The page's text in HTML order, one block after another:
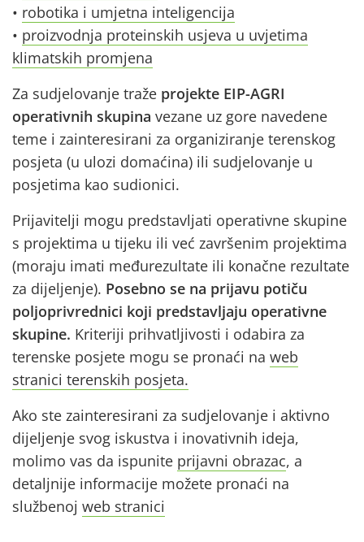
• robotika i umjetna inteligencija
• proizvodnja proteinskih usjeva u uvjetima
klimatskih promjena
Za sudjelovanje traže projekte EIP-AGRI
operativnih skupina vezane uz gore navedene
teme i zainteresirani za organiziranje terenskog
posjeta (u ulozi domaćina) ili sudjelovanje u
posjetima kao sudionici.
Prijavitelji mogu predstavljati operativne skupine
s projektima u tijeku ili već završenim projektima
(moraju imati međurezultate ili konačne rezultate
za dijeljenje). Posebno se na prijavu potiču
poljoprivrednici koji predstavljaju operativne
skupine. Kriteriji prihvatljivosti i odabira za
terenske posjete mogu se pronaći na web
stranici terenskih posjeta.
Ako ste zainteresirani za sudjelovanje i aktivno
dijeljenje svog iskustva i inovativnih ideja,
molimo vas da ispunite prijavni obrazac, a
detaljnije informacije možete pronaći na
službenoj web stranici